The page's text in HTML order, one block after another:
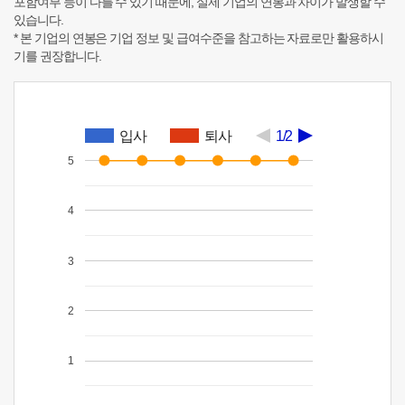
있습니다.
* 본 기업의 연봉은 기업 정보 및 급여수준을 참고하는 자료로만 활용하시
기를 권장합니다.
입사 퇴사 1/2
1
2
3
4
5